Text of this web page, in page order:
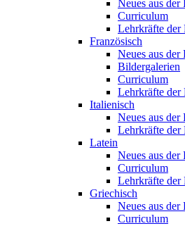
Neues aus der
Curriculum
Lehrkräfte der
Französisch
Neues aus der
Bildergalerien
Curriculum
Lehrkräfte der
Italienisch
Neues aus der
Lehrkräfte der
Latein
Neues aus der
Curriculum
Lehrkräfte der
Griechisch
Neues aus der
Curriculum